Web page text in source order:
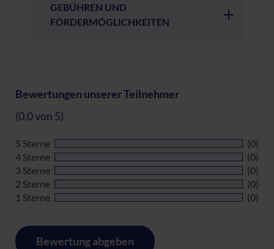
GEBÜHREN UND
FÖRDERMÖGLICHKEITEN
Bewertungen unserer Teilnehmer
(0,0 von 5)
5 Sterne
(0)
4 Sterne
(0)
3 Sterne
(0)
2 Sterne
(0)
1 Sterne
(0)
Bewertung abgeben